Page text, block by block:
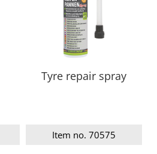
Tyre repair spray
Item no. 70575